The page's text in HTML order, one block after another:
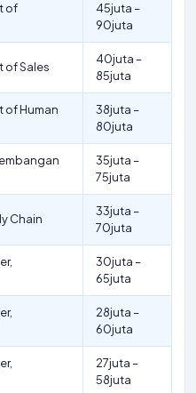
of
45juta –
90juta
of Sales
40juta –
85juta
of Human
38juta –
80juta
35juta –
75juta
Chain
33juta –
70juta
30juta –
65juta
28juta –
60juta
27juta –
58juta